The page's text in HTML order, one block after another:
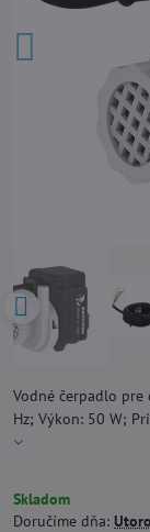
Vodné čerpadlo pre
Hz; Výkon: 50 W;
Skladom
Doručíme dňa: